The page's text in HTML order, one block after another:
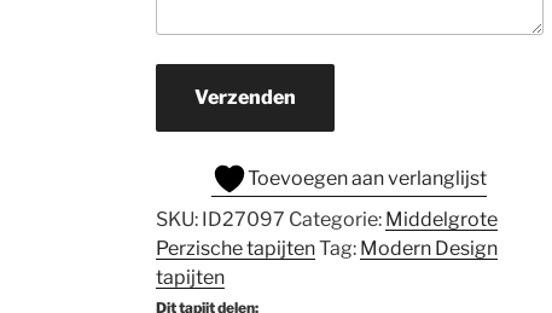
Verzenden
Toevoegen aan verlanglijst
SKU: ID27097 Categorie: Middelgrote
Perzische tapijtenTag: Modern Design
tapijten
Dit tapijt delen: